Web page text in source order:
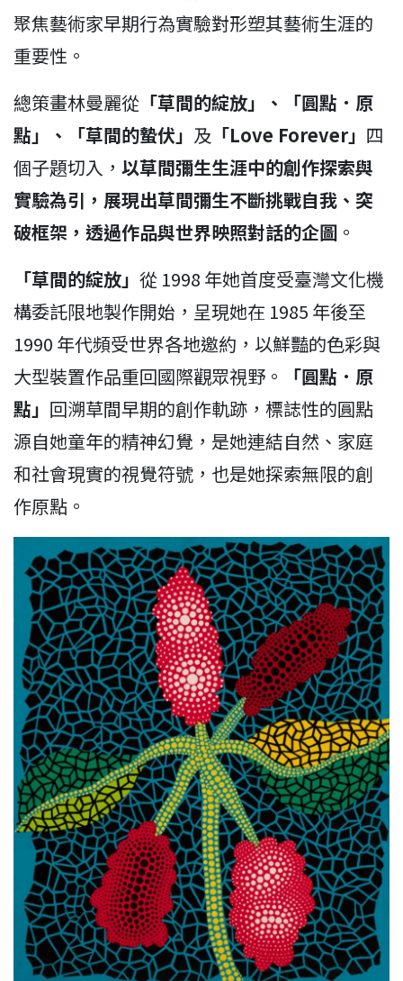
聚焦藝術家早期行為實驗對形塑其藝術生涯的
重要性。
總策畫林曼麗從 「草間的綻放」、「圓點．原
點」、「草間的蟄伏」 及 「Love Forever」 四
個子題切入， 以草間彌生生涯中的創作探索與
實驗為引，展現出草間彌生不斷挑戰自我、突
破框架，透過作品與世界映照對話的企圖 。
「草間的綻放」 從 1998 年她首度受臺灣文化機
構委託限地製作開始，呈現她在 1985 年後至
1990 年代頻受世界各地邀約，以鮮豔的色彩與
大型裝置作品重回國際觀眾視野。
「圓點．原
點」 回溯草間早期的創作軌跡，標誌性的圓點
源自她童年的精神幻覺，是她連結自然、家庭
和社會現實的視覺符號，也是她探索無限的創
作原點。